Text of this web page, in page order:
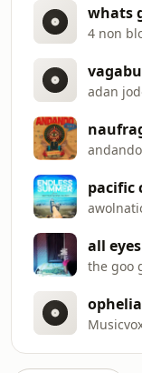
whats
4 non
adan
all
the goo
ophelia